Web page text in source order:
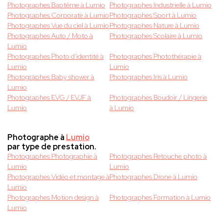
Photographes Baptême à Lumio
Photographes Industrielle à Lumio
Photographes Corporate à LumioPhotographes Sport à Lumio
Photographes Vue du ciel à LumioPhotographes Nature à Lumio
Photographes Auto / Moto à
Lumio
Photographes Scolaire à Lumio
Photographes Photo d'identité à
Lumio
Photographes Photothérapie à
Lumio
Photographes Baby shower à
Lumio
Photographes Iris à Lumio
Photographes EVG / EVJF à
Lumio
Photographes Boudoir / Lingerie
à Lumio
Photographe à Lumio
par type de prestation.
Photographes Photographie à
Lumio
Photographes Retouche photo à
Lumio
Photographes Vidéo et montage à
Lumio
Photographes Drone à Lumio
Photographes Motion design à
Lumio
Photographes Formation à Lumio